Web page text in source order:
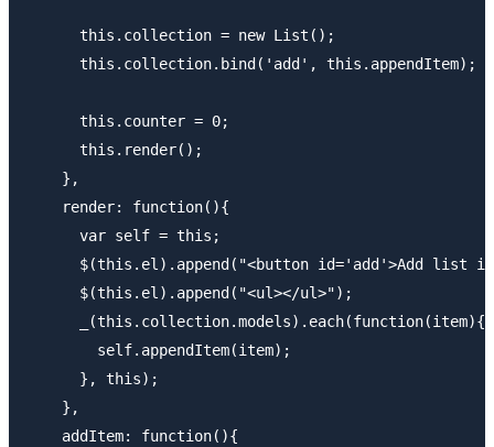
      this.collection = new List();
this.collection.bind('add', this.appendItem);
      this.counter = 0;
      this.render();
    },
    render: function(){
      var self = this;
$(this.el).append("<button id='add'>Add list
      $(this.el).append("<ul></ul>");
        self.appendItem(item);
      }, this);
    },
    addItem: function(){